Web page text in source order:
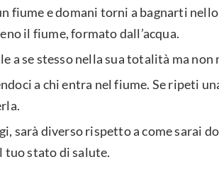
fiume e domani torni a bagnarti nello
il fiume, formato dall’acqua.
a se stesso nella sua totalità ma non
a chi entra nel fiume. Se ripeti
sarà diverso rispetto a come sarai
tuo stato di salute.